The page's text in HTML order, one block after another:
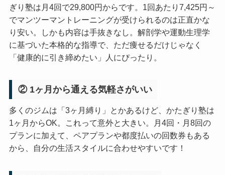
ぎり塾は月4回で29,800円からです。1回あたり7,425円～
でマンツーマントレーニングが受けられるのは正直かな
り安い。しかも内容は手抜きなし。解剖学や運動生理学
に基づいた本格的な指導で、ただ痩せるだけじゃなく
「健康的に引き締めたい」人にぴったり。
② 1ヶ月から通える気軽さがいい
多くのジムは「3ヶ月縛り」とかあるけど、かたぎり塾は
1ヶ月からOK。これって意外と大きい。月4回・月8回の
プランに加えて、ペアプランや都度払いの回数券もある
から、自分の生活スタイルに合わせやすいです！